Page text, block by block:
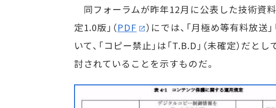
同フォーラムが昨年12月に公表した技術資
定1.0版」（PDF
）にでは、「月極め等有料放送
いて、「コピー禁止」は「T.B.D」（未確定）だと
討されていることを示すものだ。